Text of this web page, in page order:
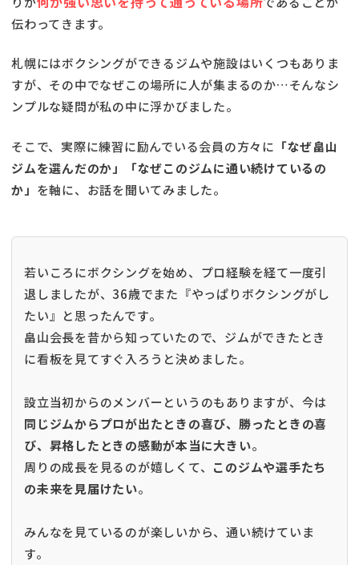
伝わってきます。
札幌にはボクシングができるジムや施設はいくつもありま
すが、その中でなぜこの場所に人が集まるのか…そんなシ
ンプルな疑問が私の中に浮かびました。
そこで、実際に練習に励んでいる会員の方々に 「なぜ畠山
ジムを選んだのか」「なぜこのジムに通い続けているの
か」 を軸に、お話を聞いてみました。
若いころにボクシングを始め、プロ経験を経て一度引
退しましたが、36歳でまた『やっぱりボクシングがし
たい』と思ったんです。
畠山会長を昔から知っていたので、ジムができたとき
に看板を見てすぐ入ろうと決めました。
設立当初からのメンバーというのもありますが、今は
同じジムからプロが出たときの喜び、勝ったときの喜
び、昇格したときの感動が本当に大きい。
周りの成長を見るのが嬉しくて、 このジムや選手たち
の未来を見届けたい。
みんなを見ているのが楽しいから、通い続けていま
す。